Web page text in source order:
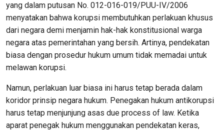
yang dalam putusan No. 012-016-019/PUU-IV/2006
menyatakan bahwa korupsi membutuhkan perlakuan khusus
dari negara demi menjamin hak-hak konstitusional warga
negara atas pemerintahan yang bersih. Artinya, pendekatan
biasa dengan prosedur hukum umum tidak memadai untuk
melawan korupsi.
Namun, perlakuan luar biasa ini harus tetap berada dalam
koridor prinsip negara hukum. Penegakan hukum antikorupsi
harus tetap menjunjung asas due process of law. Ketika
aparat penegak hukum menggunakan pendekatan keras,